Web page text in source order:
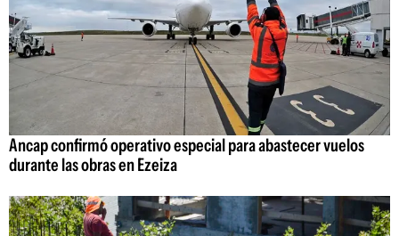
Ancap confirmó operativo especial para abastecer vuelos
durante las obras en Ezeiza